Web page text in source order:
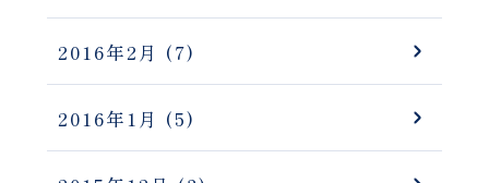
2016年2月 (7)
2016年1月 (5)